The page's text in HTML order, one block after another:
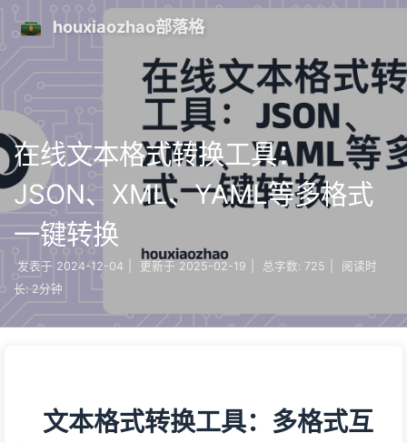
houxiaozhao部落格
在线文本格式转换工具：
JSON、XML、YAML等多格式
一键转换
发表于 2024-12-04 更新于 2025-02-19 总字数: 725
阅读时
长: 2分钟
文本格式转换工具：多格式互